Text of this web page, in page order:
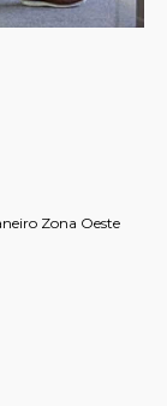
Zona Oeste